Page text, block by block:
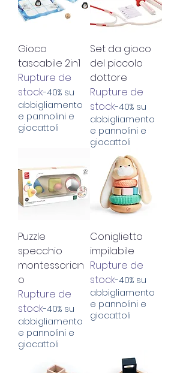
Gioco
tascabile 2in1
Rupture de
stock-40% su
abbigliamento
e pannolini e
giocattoli
Set da gioco
del piccolo
dottore
Rupture de
stock-40% su
abbigliamento
e pannolini e
giocattoli
Puzzle
specchio
montessorian
o
Rupture de
stock-40% su
abbigliamento
e pannolini e
giocattoli
Coniglietto
impilabile
Rupture de
stock-40% su
abbigliamento
e pannolini e
giocattoli